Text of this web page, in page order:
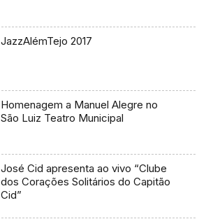
JazzAlémTejo 2017
Homenagem a Manuel Alegre no
São Luiz Teatro Municipal
José Cid apresenta ao vivo “Clube
dos Corações Solitários do Capitão
Cid”